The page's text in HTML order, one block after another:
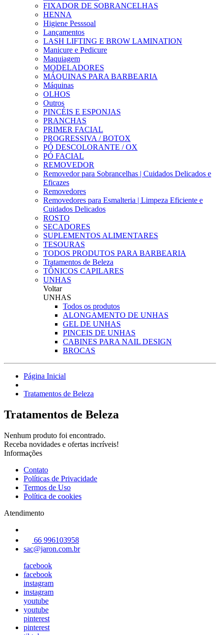
FIXADOR DE SOBRANCELHAS
HENNA
Higiene Pesssoal
Lançamentos
LASH LIFTING E BROW LAMINATION
Manicure e Pedicure
Maquiagem
MODELADORES
MÁQUINAS PARA BARBEARIA
Máquinas
OLHOS
Outros
PINCÉIS E ESPONJAS
PRANCHAS
PRIMER FACIAL
PROGRESSIVA / BOTOX
PÓ DESCOLORANTE / OX
PÓ FACIAL
REMOVEDOR
Removedor para Sobrancelhas | Cuidados Delicados e
Eficazes
Removedores
Removedores para Esmalteria | Limpeza Eficiente e
Cuidados Delicados
ROSTO
SECADORES
SUPLEMENTOS ALIMENTARES
TESOURAS
TODOS PRODUTOS PARA BARBEARIA
Tratamentos de Beleza
TÔNICOS CAPILARES
UNHAS
Voltar
UNHAS
Todos os produtos
ALONGAMENTO DE UNHAS
GEL DE UNHAS
PINCEIS DE UNHAS
CABINES PARA NAIL DESIGN
BROCAS
Página Inicial
Tratamentos de Beleza
Tratamentos de Beleza
Nenhum produto foi encontrado.
Receba novidades e ofertas incríveis!
Informações
Contato
Políticas de Privacidade
Termos de Uso
Política de cookies
Atendimento
66 996103958
sac@jaron.com.br
facebook
facebook
instagram
instagram
youtube
youtube
pinterest
pinterest